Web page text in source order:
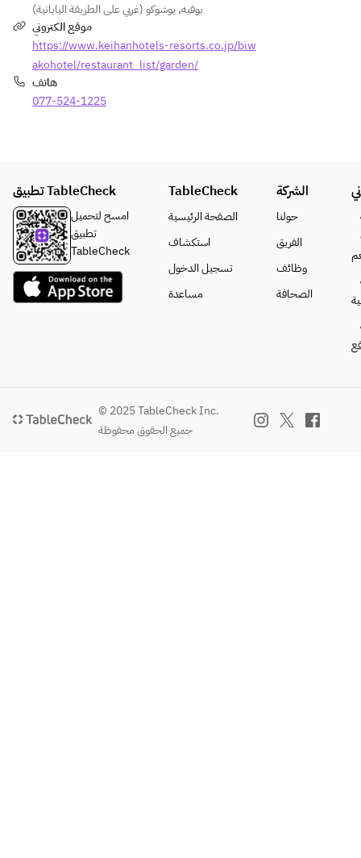
بوفيه, يوشوكو (غربي على الطريقة اليابانية)
موقع الكتروني
https://www.keihanhotels-resorts.co.jp/biw
akohotel/restaurant_list/garden/
هاتف
077-524-1225
تطبيق TableCheck
امسح لتحميل
تطبيق
TableCheck
TableCheck
الصفحة الرئيسية
استكشاف
تسجيل الدخول
مساعدة
الشركة
حولنا
الفريق
وظائف
الصحافة
© 2025 TableCheck Inc.
جميع الحقوق محفوظة